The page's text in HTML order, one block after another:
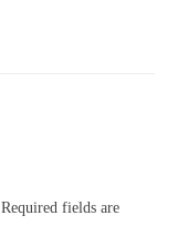
Required fields are